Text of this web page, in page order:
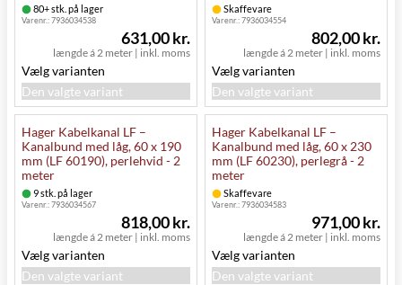
80+ stk. på lager
Varenr.:7936034538
længde á 2 meter | inkl. moms
631,00 kr.
Vælg varianten
Den valgte variant
Skaffevare
Varenr.:7936034554
længde á 2 meter | inkl. moms
802,00 kr.
Vælg varianten
Den valgte variant
Hager Kabelkanal LF –
Kanalbund med låg, 60 x 190
mm (LF 60190), perlehvid - 2
meter
9 stk. på lager
Varenr.:7936034567
længde á 2 meter | inkl. moms
818,00 kr.
Vælg varianten
Den valgte variant
Hager Kabelkanal LF –
Kanalbund med låg, 60 x 230
mm (LF 60230), perlegrå - 2
meter
Skaffevare
Varenr.:7936034583
længde á 2 meter | inkl. moms
971,00 kr.
Vælg varianten
Den valgte variant